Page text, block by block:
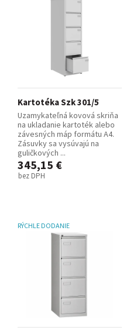
Kartotéka Szk 301/5
Uzamykateľná kovová skriňa
na ukladanie kartoték alebo
závesných máp formátu A4.
Zásuvky sa vysúvajú na
guličkových ...
345,15 €
bez DPH
RÝCHLE DODANIE